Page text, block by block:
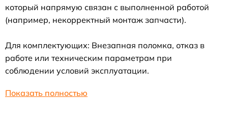
который напрямую связан с выполненной работой
(например, некорректный монтаж запчасти).
Для комплектующих: Внезапная поломка, отказ в
работе или техническим параметрам при
соблюдении условий эксплуатации.
Показать полностью